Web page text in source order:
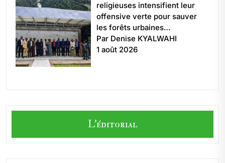
religieuses intensifient leur
offensive verte pour sauver
les forêts urbaines…
Par Denise KYALWAHI
1 août 2026
L'éditorial